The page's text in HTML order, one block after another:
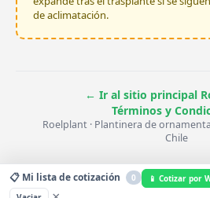
de aclimatación.
← Ir al sitio principal
Términos y
Roelplant · Plantinera de
Chile
📋 Mi lista de cotización 0
📱 Cotizar por